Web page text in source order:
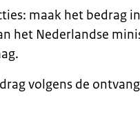
maak het bedrag
het Nederlandse
volgens de